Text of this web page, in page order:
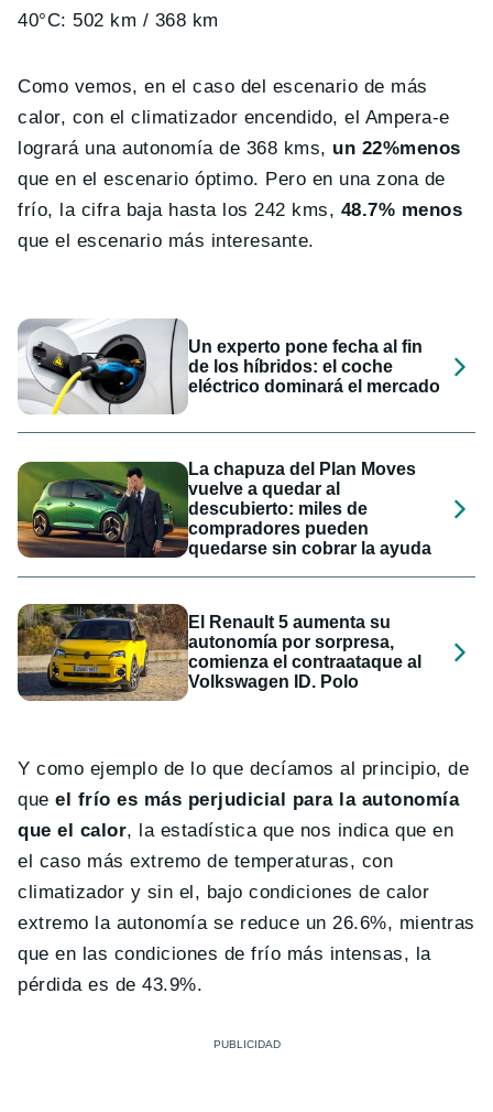
40°C: 502 km / 368 km
Como vemos, en el caso del escenario de más
calor, con el climatizador encendido, el Ampera-e
logrará una autonomía de 368 kms, un 22%menos
que en el escenario óptimo. Pero en una zona de
frío, la cifra baja hasta los 242 kms, 48.7% menos
que el escenario más interesante.
Un experto pone fecha al fin
de los híbridos: el coche
eléctrico dominará el mercado
La chapuza del Plan Moves
vuelve a quedar al
descubierto: miles de
compradores pueden
quedarse sin cobrar la ayuda
El Renault 5 aumenta su
autonomía por sorpresa,
comienza el contraataque al
Volkswagen ID. Polo
Y como ejemplo de lo que decíamos al principio, de
queel frío es más perjudicial para la autonomía
que el calor, la estadística que nos indica que en
el caso más extremo de temperaturas, con
climatizador y sin el, bajo condiciones de calor
extremo la autonomía se reduce un 26.6%, mientras
que en las condiciones de frío más intensas, la
pérdida es de 43.9%.